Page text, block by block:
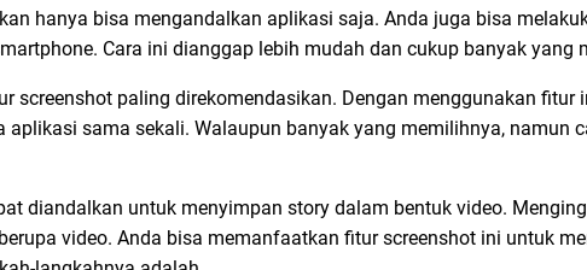
hanya bisa mengandalkan aplikasi saja. Anda juga bisa
Cara ini dianggap lebih mudah dan cukup banyak yang
screenshot paling direkomendasikan. Dengan menggunakan fitur
sama sekali. Walaupun banyak yang memilihnya, namun
diandalkan untuk menyimpan story dalam bentuk video.
video. Anda bisa memanfaatkan fitur screenshot ini untuk